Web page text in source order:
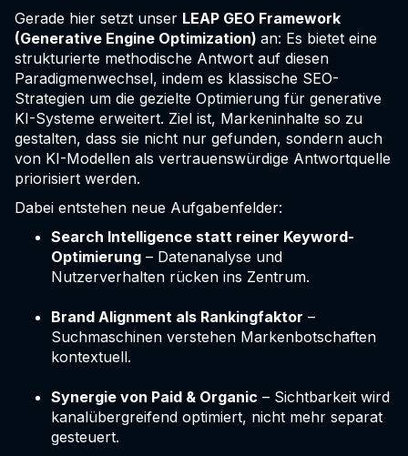
Gerade hier setzt unser LEAP GEO Framework
(Generative Engine Optimization) an: Es bietet eine
strukturierte methodische Antwort auf diesen
Paradigmenwechsel, indem es klassische SEO-
Strategien um die gezielte Optimierung für generative
KI-Systeme erweitert. Ziel ist, Markeninhalte so zu
gestalten, dass sie nicht nur gefunden, sondern auch
von KI-Modellen als vertrauenswürdige Antwortquelle
priorisiert werden.
Dabei entstehen neue Aufgabenfelder:
Search Intelligence statt reiner Keyword-
Optimierung – Datenanalyse und
Nutzerverhalten rücken ins Zentrum.
Brand Alignment als Rankingfaktor –
Suchmaschinen verstehen Markenbotschaften
kontextuell.
Synergie von Paid & Organic – Sichtbarkeit wird
kanalübergreifend optimiert, nicht mehr separat
gesteuert.